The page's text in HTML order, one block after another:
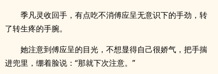
季凡灵收回手，有点吃不消傅应呈无意识下的手劲，转
了转生疼的手腕。
她注意到傅应呈的目光，不想显得自己很娇气，把手揣
进兜里，绷着脸说：“那就下次注意。”